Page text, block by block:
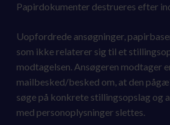
Papirdokumenter destrueres efter
Uopfordrede ansøgninger,
som ikke relaterer sig til et
modtagelsen. Ansøgeren modtager
mailbesked/besked om, at den
søge på konkrete stillingsopslag og
med personoplysninger slettes.